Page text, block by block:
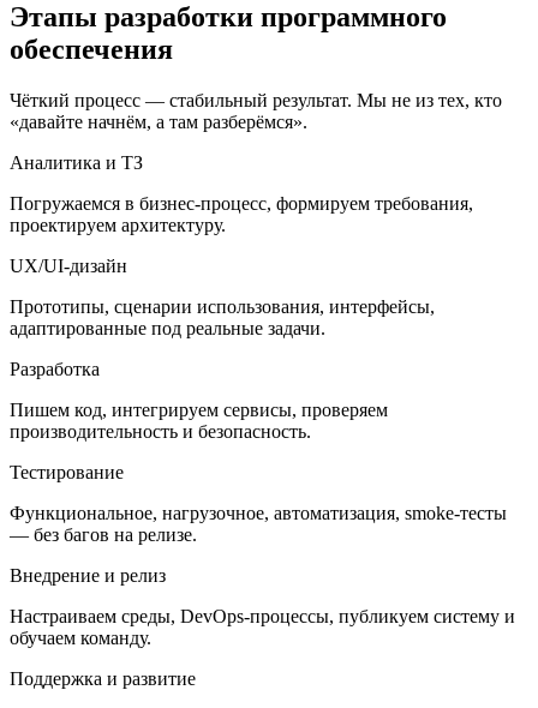
Этапы разработки программного
обеспечения
Чёткий процесс — стабильный результат. Мы не из тех, кто
«давайте начнём, а там разберёмся».
Аналитика и ТЗ
Погружаемся в бизнес-процесс, формируем требования,
проектируем архитектуру.
UX/UI-дизайн
Прототипы, сценарии использования, интерфейсы,
адаптированные под реальные задачи.
Разработка
Пишем код, интегрируем сервисы, проверяем
производительность и безопасность.
Тестирование
Функциональное, нагрузочное, автоматизация, smoke-тесты
— без багов на релизе.
Внедрение и релиз
Настраиваем среды, DevOps-процессы, публикуем систему и
обучаем команду.
Поддержка и развитие